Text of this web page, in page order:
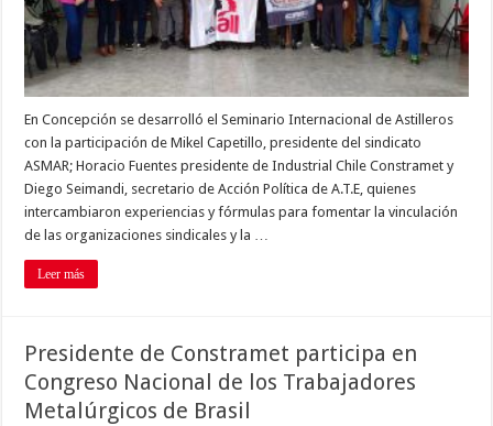
En Concepción se desarrolló el Seminario Internacional de Astilleros
con la participación de Mikel Capetillo, presidente del sindicato
ASMAR; Horacio Fuentes presidente de Industrial Chile Constramet y
Diego Seimandi, secretario de Acción Política de A.T.E, quienes
intercambiaron experiencias y fórmulas para fomentar la vinculación
de las organizaciones sindicales y la …
Leer más
Presidente de Constramet participa en
Congreso Nacional de los Trabajadores
Metalúrgicos de Brasil